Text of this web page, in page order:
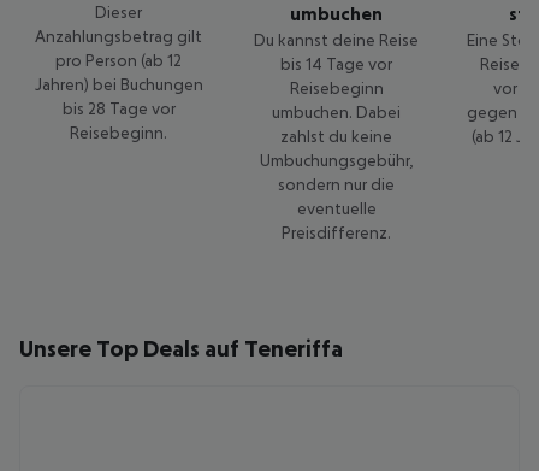
Dieser
Anzahlungsbetrag gilt
pro Person (ab 12
Jahren) bei Buchungen
bis 28 Tage vor
Reisebeginn.
umbuchen
Du kannst deine Reise
bis 14 Tage vor
Reisebeginn
umbuchen. Dabei
zahlst du keine
Umbuchungsgebühr,
sondern nur die
eventuelle
Preisdifferenz.
Eine
Reise
vor
gegen
(ab 12
Unsere Top Deals auf Teneriffa